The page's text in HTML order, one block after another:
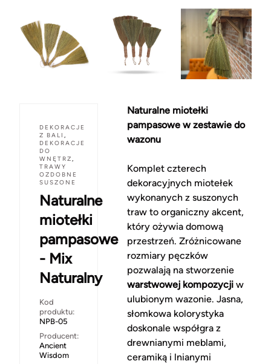
DEKORACJE
Z BALI ,
DEKORACJE
DO
WNĘTRZ,
TRAWY
OZDOBNE
SUSZONE
Naturalne
miotełki
pampasowe
- Mix
Naturalny
Kod
produktu:
NPB-05
Producent:
Ancient
Wisdom
Naturalne miotełki
pampasowe w zestawie do
wazonu
Komplet czterech
dekoracyjnych miotełek
wykonanych z suszonych
traw to organiczny akcent,
który ożywia domową
przestrzeń. Zróżnicowane
rozmiary pęczków
pozwalają na stworzenie
warstwowej kompozycjiw
ulubionym wazonie. Jasna,
słomkowa kolorystyka
doskonale współgra z
drewnianymi meblami,
ceramiką i lnianymi